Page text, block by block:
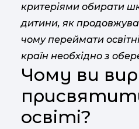
критеріями обирати
дитини, як
чому переймати
країн необхідно з
Чому ви
освіті?